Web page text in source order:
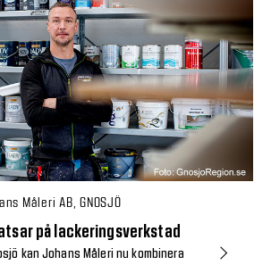
Måleri AB, GNOSJÖ
på lackeringsverkstad
kan Johans Måleri nu kombinera